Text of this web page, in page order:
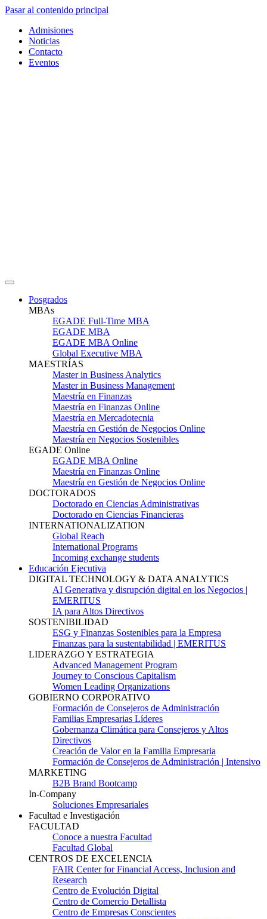
Pasar al contenido principal
Admisiones
Noticias
Contacto
Eventos
Posgrados
MBAs
EGADE Full-Time MBA
EGADE MBA
EGADE MBA Online
Global Executive MBA
MAESTRÍAS
Master in Business Analytics
Master in Business Management
Maestría en Finanzas
Maestría en Finanzas Online
Maestría en Mercadotecnia
Maestría en Gestión de Negocios Online
Maestría en Negocios Sostenibles
EGADE Online
EGADE MBA Online
Maestría en Finanzas Online
Maestría en Gestión de Negocios Online
DOCTORADOS
Doctorado en Ciencias Administrativas
Doctorado en Ciencias Financieras
INTERNATIONALIZATION
Global Reach
International Programs
Incoming exchange students
Educación Ejecutiva
DIGITAL TECHNOLOGY & DATA ANALYTICS
AI Generativa y disrupción digital en los Negocios |
EMERITUS
IA para Altos Directivos
SOSTENIBILIDAD
ESG y Finanzas Sostenibles para la Empresa
Finanzas para la sustentabilidad | EMERITUS
LIDERAZGO Y ESTRATEGIA
Advanced Management Program
Journey to Conscious Capitalism
Women Leading Organizations
GOBIERNO CORPORATIVO
Formación de Consejeros de Administración
Familias Empresarias Líderes
Gobernanza Climática para Consejeros y Altos
Directivos
Creación de Valor en la Familia Empresaria
Formación de Consejeros de Administración | Intensivo
MARKETING
B2B Brand Bootcamp
In-Company
Soluciones Empresariales
Facultad e Investigación
FACULTAD
Conoce a nuestra Facultad
Facultad Global
CENTROS DE EXCELENCIA
FAIR Center for Financial Access, Inclusion and
Research
Centro de Evolución Digital
Centro de Comercio Detallista
Centro de Empresas Conscientes